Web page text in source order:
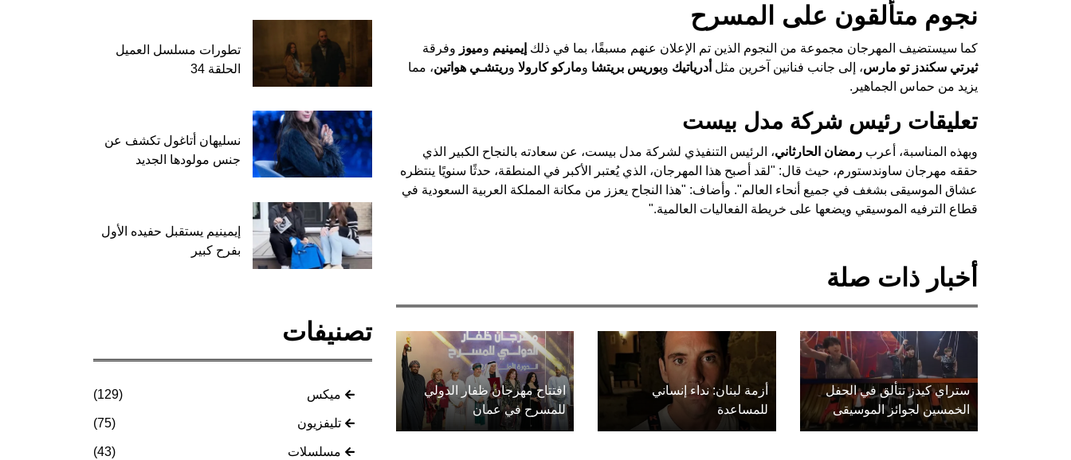
نجوم متألقون على المسرح
كما سيستضيف المهرجان مجموعة من النجوم الذين تم الإعلان عنهم مسبقًا، بما في ذلك إيمينيم وميوز وفرقة
ثيرتي سكندز تو مارس، إلى جانب فنانين آخرين مثل أدرياتيك وبوريس بريتشا وماركو كارولا وريتشـي هواتين، مما
يزيد من حماس الجماهير.
تعليقات رئيس شركة مدل بيست
وبهذه المناسبة، أعرب رمضان الحارثاني، الرئيس التنفيذي لشركة مدل بيست، عن سعادته بالنجاح الكبير الذي
حققه مهرجان ساوندستورم، حيث قال: "لقد أصبح هذا المهرجان، الذي يُعتبر الأكبر في المنطقة، حدثًا سنويًا ينتظره
عشاق الموسيقى بشغف في جميع أنحاء العالم". وأضاف: "هذا النجاح يعزز من مكانة المملكة العربية السعودية في
قطاع الترفيه الموسيقي ويضعها على خريطة الفعاليات العالمية."
أخبار ذات صلة
ستراي كيدز تتألق في الحفل
الخمسين لجوائز الموسيقى
أزمة لبنان: نداء إنساني
للمساعدة
افتتاح مهرجان ظفار الدولي
للمسرح في عمان
تطورات مسلسل العميل
الحلقة 34
نسليهان أتاغول تكشف عن
جنس مولودها الجديد
إيمينيم يستقبل حفيده الأول
بفرح كبير
تصنيفات
ميكس (129)
تليفزيون (75)
مسلسلات (43)